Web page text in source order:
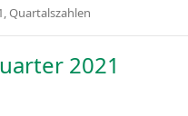
Quartalszahlen
2021